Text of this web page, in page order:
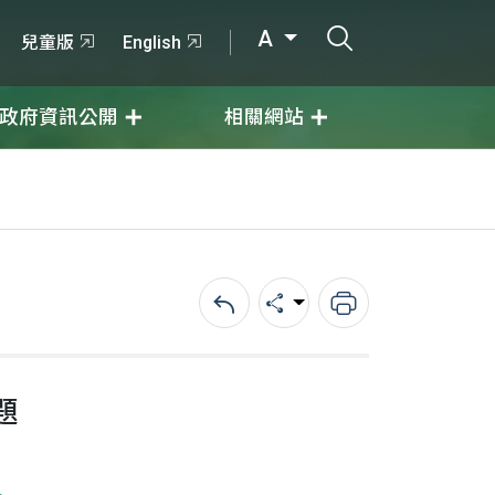
兒童版 English A
政府資訊公開 相關網站
回上一頁分享 列印